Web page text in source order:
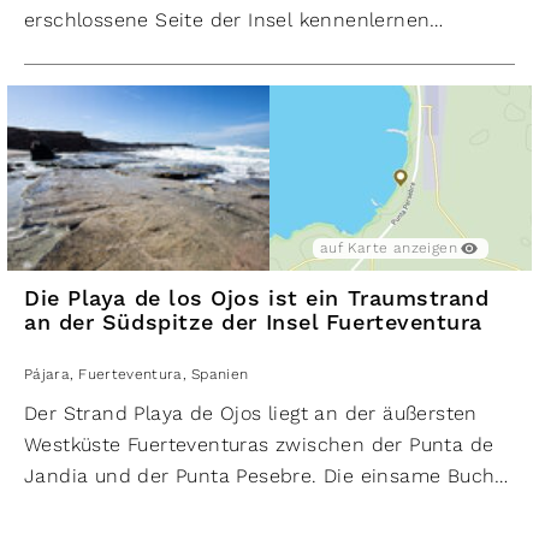
erschlossene Seite der Insel kennenlernen
kargen, offenen Landschaft. Häufig sind hier die
kleinenAtlashörnchen Fuerteventura
zu
beobachten, die sich gut an die trockenen
Bedingungen angepasst haben.
Sie eignet sich für kurze Spaziergänge,
Naturbeobachtung und alsAussichtspunkt
Fuerteventura Westküsteabseits der größeren
auf Karte anzeigen
Die Playa de los Ojos ist ein Traumstrand
an der Südspitze der Insel Fuerteventura
Pájara, Fuerteventura, Spanien
Der Strand Playa de Ojos liegt an der äußersten
Westküste Fuerteventuras zwischen der Punta de
Jandia und der Punta Pesebre. Die einsame Bucht